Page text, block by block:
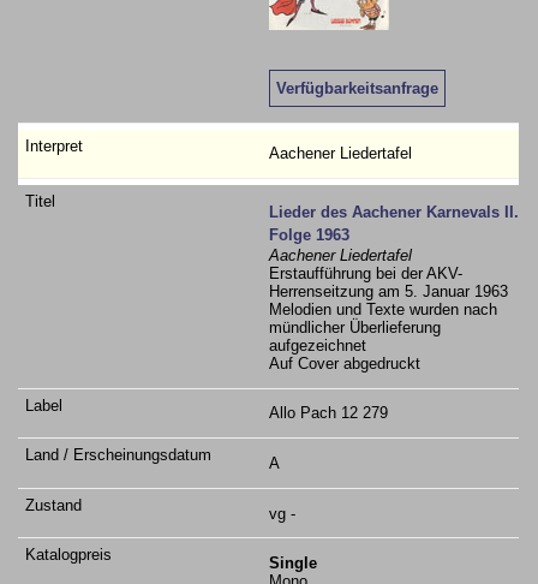
Verfügbarkeitsanfrage
Aachener Liedertafel
Lieder des Aachener Karnevals II.
Folge 1963
Aachener Liedertafel
Erstaufführung bei der AKV-
Herrenseitzung am 5. Januar 1963
Melodien und Texte wurden nach
mündlicher Überlieferung
aufgezeichnet
Auf Cover abgedruckt
Allo Pach 12 279
A
vg -
Single